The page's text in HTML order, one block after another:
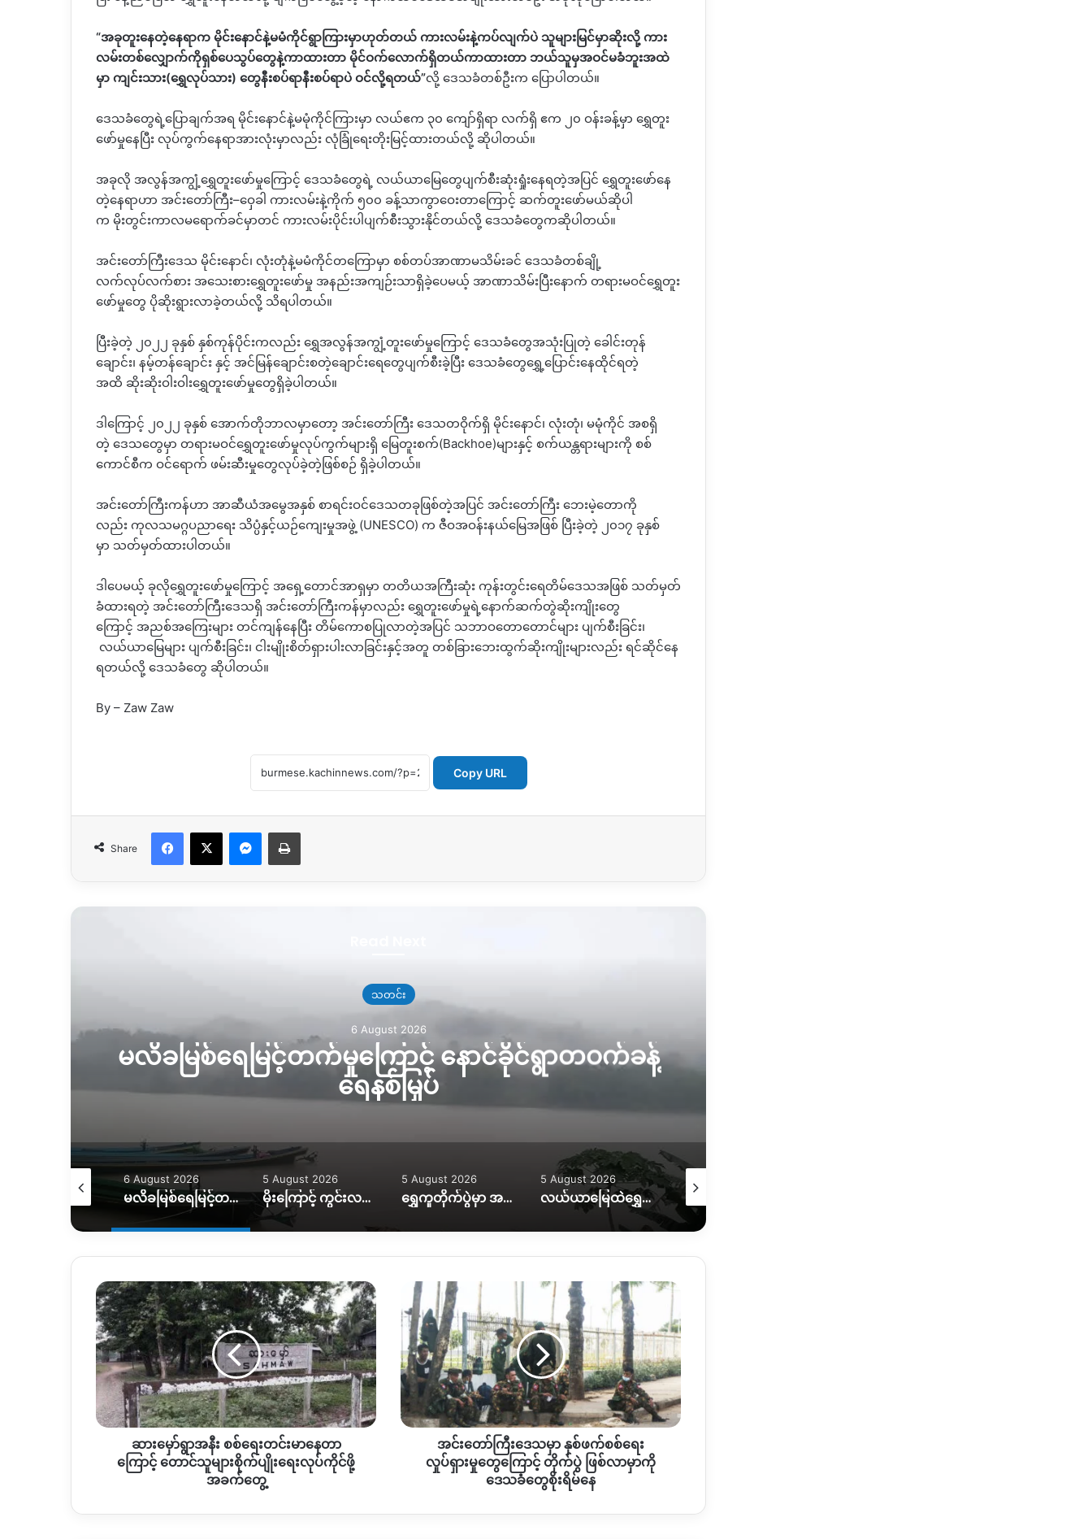
“အခုတူးနေတဲ့နေရာက မိုင်းနောင်နဲ့မမံကိုင်ရွာကြားမှာဟုတ်တယ် ကားလမ်းနဲ့ကပ်လျက်ပဲ သူများမြင်မှာဆိုးလို့ ကား
လမ်းတစ်လျှောက်ကိုရှစ်ပေသွပ်တွေနဲ့ကာထားတာ မိုင်ဝက်လောက်ရှိတယ်ကာထားတာ ဘယ်သူမှအဝင်မခံဘူးအထဲ
မှာ ကျင်းသား(ရွှေလုပ်သား) တွေနီးစပ်ရာနီးစပ်ရာပဲ ဝင်လို့ရတယ်”လို့ ဒေသခံတစ်ဦးက ပြောပါတယ်။
ဒေသခံတွေရဲ့ပြောချက်အရ မိုင်းနောင်နဲ့မမုံကိုင်ကြားမှာ လယ်ဧက ၃၀ ကျော်ရှိရာ လက်ရှိ ဧက ၂၀ ဝန်းခန့်မှာ ရွှေတူး
ဖော်မှုနေပြီး လုပ်ကွက်နေရာအားလုံးမှာလည်း လုံခြုံရေးတိုးမြင့်ထားတယ်လို့ ဆိုပါတယ်။
အခုလို အလွန်အကျွံ့ရွှေတူးဖော်မှုကြောင့် ဒေသခံတွေရဲ့ လယ်ယာမြေတွေပျက်စီးဆုံးရှုံးနေရတဲ့အပြင် ရွှေတူးဖော်နေ
တဲ့နေရာဟာ အင်းတော်ကြီး–ဝှေခါ ကားလမ်းနဲ့ကိုက် ၅၀၀ ခန့်သာကွာဝေးတာကြောင့် ဆက်တူးဖော်မယ်ဆိုပါ
က မိုးတွင်းကာလမရောက်ခင်မှာတင် ကားလမ်းပိုင်းပါပျက်စီးသွားနိုင်တယ်လို့ ဒေသခံတွေကဆိုပါတယ်။
အင်းတော်ကြီးဒေသ မိုင်းနောင်၊ လုံးတုံနဲ့မမံကိုင်တကြောမှာ စစ်တပ်အာဏာမသိမ်းခင် ဒေသခံတစ်ချို့
လက်လုပ်လက်စား အသေးစားရွှေတူးဖော်မှု အနည်းအကျဉ်းသာရှိခဲ့ပေမယ့် အာဏာသိမ်းပြီးနောက် တရားမဝင်ရွှေတူး
ဖော်မှုတွေ ပိုဆိုးရွားလာခဲ့တယ်လို့ သိရပါတယ်။
ပြီးခဲ့တဲ့ ၂၀၂၂ ခုနှစ် နှစ်ကုန်ပိုင်းကလည်း ရွှေအလွန်အကျွံ့တူးဖော်မှုကြောင့် ဒေသခံတွေအသုံးပြုတဲ့ ခေါင်းတုန်
ချောင်း၊ နမ့်တန်ချောင်း နှင့် အင်မြန်ချောင်းစတဲ့ချောင်းရေတွေပျက်စီးခဲ့ပြီး ဒေသခံတွေရွှေ့ပြောင်းနေထိုင်ရတဲ့
အထိ ဆိုးဆိုးဝါးဝါးရွှေတူးဖော်မှုတွေရှိခဲ့ပါတယ်။
ဒါကြောင့် ၂၀၂၂ ခုနှစ် အောက်တိုဘာလမှာတော့ အင်းတော်ကြီး ဒေသတဝိုက်ရှိ မိုင်းနောင်၊ လုံးတုံ၊ မမုံကိုင် အစရှိ
တဲ့ ဒေသတွေမှာ တရားမဝင်ရွှေတူးဖော်မှုလုပ်ကွက်များရှိ မြေတူးစက်(Backhoe)များနှင့် စက်ယန္တရားများကို စစ်
ကောင်စီက ဝင်ရောက် ဖမ်းဆီးမှုတွေလုပ်ခဲ့တဲ့ဖြစ်စဉ် ရှိခဲ့ပါတယ်။
အင်းတော်ကြီးကန်ဟာ အာဆီယံအမွေအနှစ် စာရင်းဝင်ဒေသတခုဖြစ်တဲ့အပြင် အင်းတော်ကြီး ဘေးမဲ့တောကို
လည်း ကုလသမဂ္ဂပညာရေး သိပ္ပံနှင့်ယဉ်ကျေးမှုအဖွဲ့ (UNESCO) က ဇီဝအဝန်းနယ်မြေအဖြစ် ပြီးခဲ့တဲ့ ၂၀၁၇ ခုနှစ်
မှာ သတ်မှတ်ထားပါတယ်။
ဒါပေမယ့် ခုလိုရွှေတူးဖော်မှုကြောင့် အရှေ့တောင်အာရှမှာ တတိယအကြီးဆုံး ကုန်းတွင်းရေတိမ်ဒေသအဖြစ် သတ်မှတ်
ခံထားရတဲ့ အင်းတော်ကြီးဒေသရှိ အင်းတော်ကြီးကန်မှာလည်း ရွှေတူးဖော်မှုရဲ့နောက်ဆက်တွဲဆိုးကျိုးတွေ
ကြောင့် အညစ်အကြေးများ တင်ကျန်နေပြီး တိမ်ကောစပြုလာတဲ့အပြင် သဘာဝတောတောင်များ ပျက်စီးခြင်း၊
လယ်ယာမြေများ ပျက်စီးခြင်း၊ ငါးမျိုးစိတ်ရှားပါးလာခြင်းနှင့်အတူ တစ်ခြားဘေးထွက်ဆိုးကျိုးများလည်း ရင်ဆိုင်နေ
ရတယ်လို့ ဒေသခံတွေ ဆိုပါတယ်။
By – Zaw Zaw
Copy URL
Share
Facebook
X Messenger
Print
သတင်း
6 August 2026
မလိခမြစ်ရေမြင့်တက်မှုကြောင့် နောင်ခိုင်ရွာတဝက်ခန့်
ရေနစ်မြှပ်
6 August 2026
မလိခမြစ်ရေမြင့်တက်မှုကြောင့် နောင်ခိုင်ရွာတဝက်ခန့်ရေနစ်မြှပ်
5 August 2026
မိုးကြောင့် ကွင်းလမ်းသွားလာရေး ပိုခက်၊ ကုန်တင်ယာဉ်တွေကို ဆင်၊ ထွန်စက်နဲ့ ဆွဲထုတ်နေရ
5 August 2026
ရွှေကူတိုက်ပွဲမှာ အရေးပါတဲ့ စစ်တပ်စခန်းတစ်ခုကို သိမ်းပိုက်နိုင်ကြောင်း KIO ပြော
5 August 2026
လယ်ယာမြေထဲရွှေတူးဖော်နေတာကို ရပ်တန့်ပေးဖို့ဒေသခံတွေတောင်းဆိုနေ
5 August 2026
ဆား
မှော်
ရွာ
အနီး
စစ်
ရေး
တင်းမာ
နေ
တာ
ကြောင့် တောင်သူ
စိုက်ပျိုးရေး
ဆားမှော်ရွာအနီး စစ်ရေးတင်းမာနေတာ
ကြောင့် တောင်သူများစိုက်ပျိုးရေးလုပ်ကိုင်ဖို့
အခက်တွေ့
အင်း
တော်
ကြီး
ဒေသ
မှာ
နှစ်
ဖက်
စစ်
ရေး
လှုပ်ရှားမှုအင်းတော်ကြီးဒေသမှာ နှစ်ဖက်စစ်ရေး
လှုပ်ရှားမှုတွေကြောင့် တိုက်ပွဲ ဖြစ်လာမှာကို
ဒေသခံတွေစိုးရိမ်နေ